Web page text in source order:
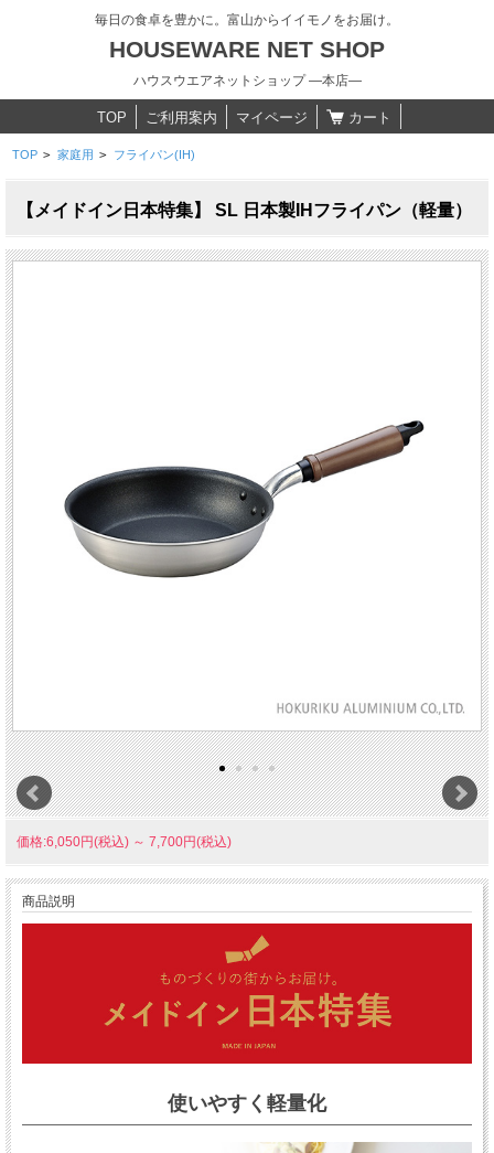
毎日の食卓を豊かに。富山からイイモノをお届け。
HOUSEWARE NET SHOP
ハウスウエアネットショップ ―本店―
TOP ご利用案内 マイページ カート
TOP > 家庭用 > フライパン(IH)
【メイドイン日本特集】 SL 日本製IHフライパン（軽量）
価格:6,050円(税込) ～ 7,700円(税込)
商品説明
使いやすく軽量化